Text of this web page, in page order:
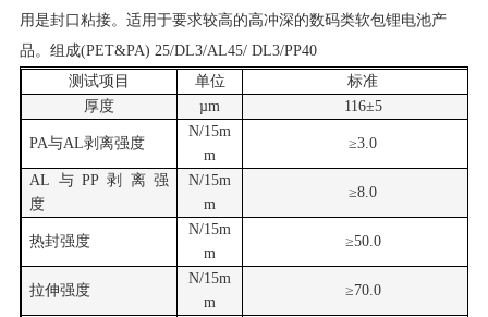
用是封口粘接。适用于要求较高的高冲深的数码类软包锂电池产
品。 组成(PET&PA) 25/DL3/AL45/ DL3/PP40
测试项目
单位
标准
厚度
µm 116±5
PA与AL剥离强度
N/15m
m
≥3.0
AL与PP剥离强
度
N/15m
m
≥8 .0
热封强度
N/15m
m
≥50.0
拉伸强度
N/15m
m
≥70.0